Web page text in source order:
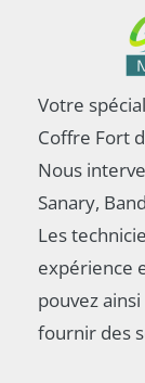
Votre
Coffre Fort
Nous
Sanary,
Les
expérience
pouvez
fournir des